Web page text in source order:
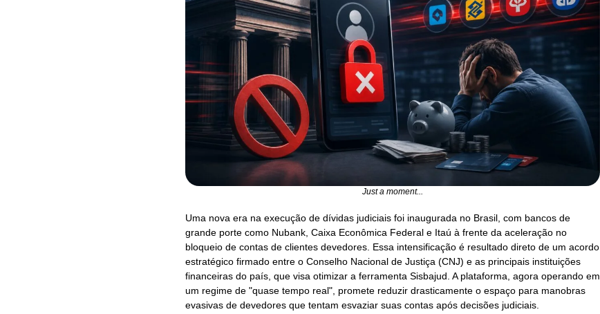
Just a moment...
Uma nova era na execução de dívidas judiciais foi inaugurada no Brasil, com bancos de
grande porte como Nubank, Caixa Econômica Federal e Itaú à frente da aceleração no
bloqueio de contas de clientes devedores. Essa intensificação é resultado direto de um acordo
estratégico firmado entre o Conselho Nacional de Justiça (CNJ) e as principais instituições
financeiras do país, que visa otimizar a ferramenta Sisbajud. A plataforma, agora operando em
um regime de "quase tempo real", promete reduzir drasticamente o espaço para manobras
evasivas de devedores que tentam esvaziar suas contas após decisões judiciais.